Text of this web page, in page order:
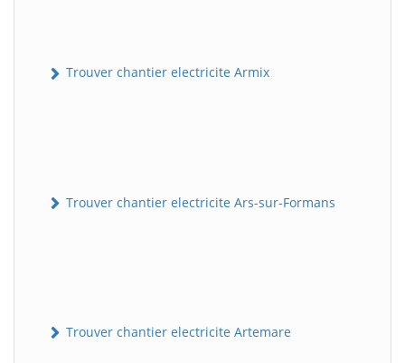
Trouver chantier electricite Armix
Trouver chantier electricite Ars-sur-Formans
Trouver chantier electricite Artemare